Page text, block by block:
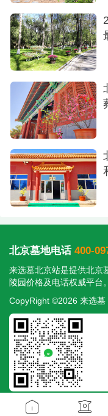
北京墓地电话 400-
来选墓北京站是提供北京
陵园价格及电话权威平台。
CopyRight ©2026 来选墓